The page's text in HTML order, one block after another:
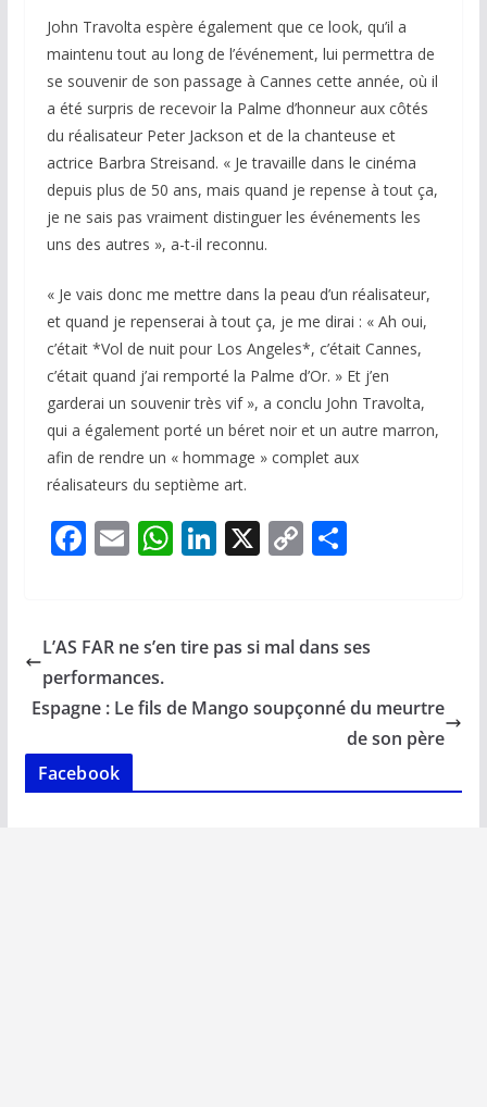
John Travolta espère également que ce look, qu’il a
maintenu tout au long de l’événement, lui permettra de
se souvenir de son passage à Cannes cette année, où il
a été surpris de recevoir la Palme d’honneur aux côtés
du réalisateur Peter Jackson et de la chanteuse et
actrice Barbra Streisand. « Je travaille dans le cinéma
depuis plus de 50 ans, mais quand je repense à tout ça,
je ne sais pas vraiment distinguer les événements les
uns des autres », a-t-il reconnu.
« Je vais donc me mettre dans la peau d’un réalisateur,
et quand je repenserai à tout ça, je me dirai : « Ah oui,
c’était *Vol de nuit pour Los Angeles*, c’était Cannes,
c’était quand j’ai remporté la Palme d’Or. » Et j’en
garderai un souvenir très vif », a conclu John Travolta,
qui a également porté un béret noir et un autre marron,
afin de rendre un « hommage » complet aux
réalisateurs du septième art.
F
b
o
o
k
E
l
W
s
p
Li
e
n
X C
y
n
P
g
L’AS FAR ne s’en tire pas si mal dans ses
performances.
Espagne : Le fils de Mango soupçonné du meurtre
de son père
Facebook